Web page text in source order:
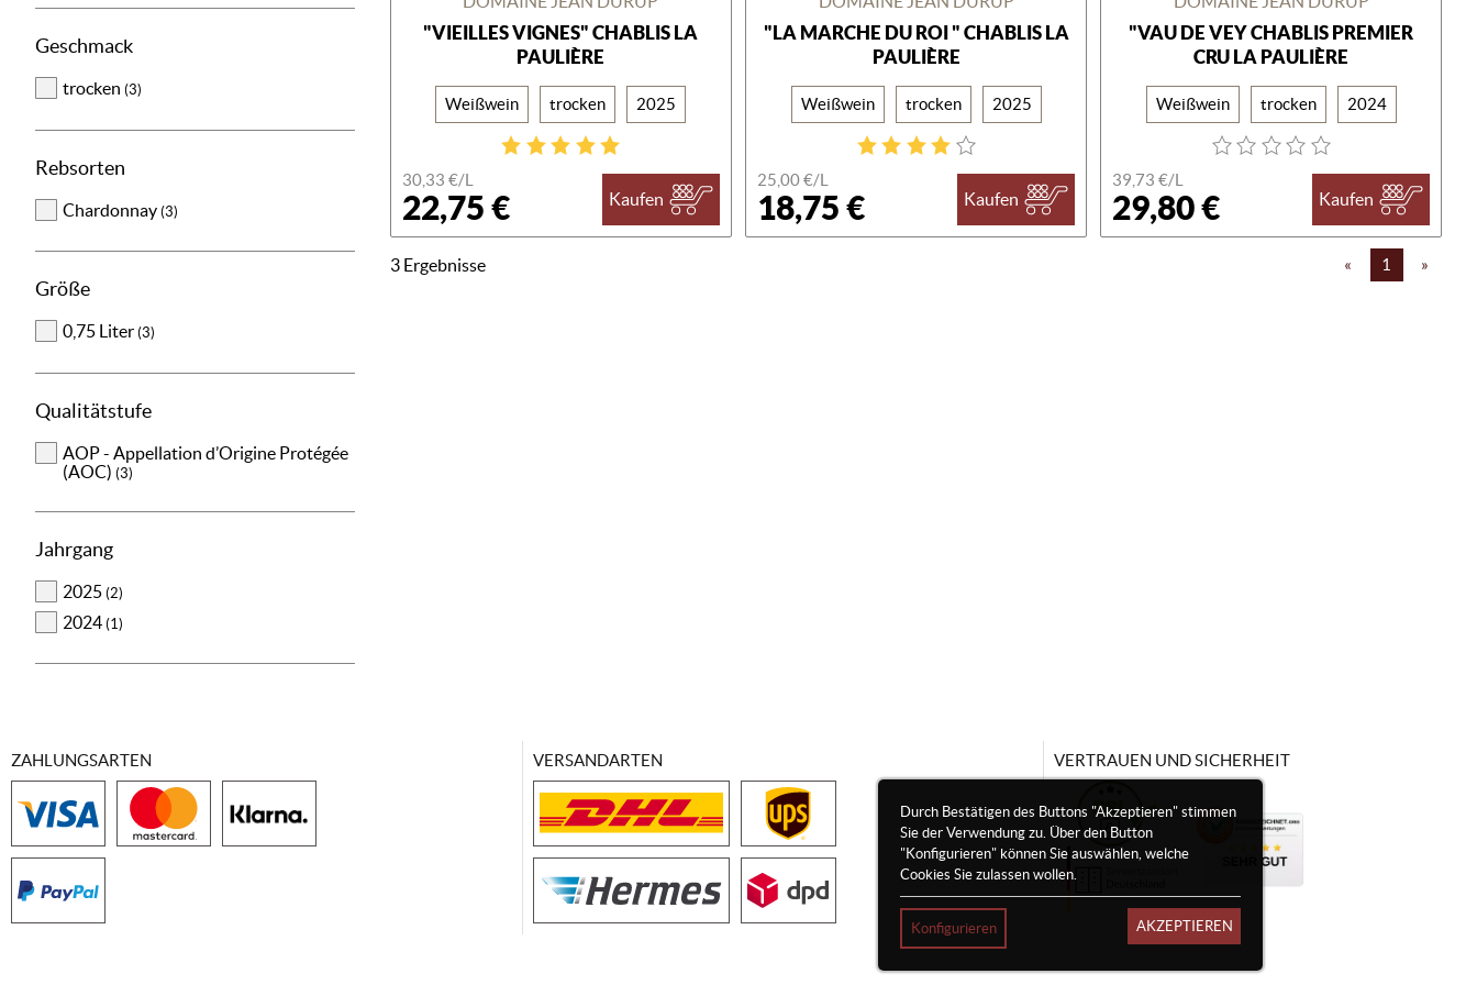
Geschmack
trocken (3)
Rebsorten
Chardonnay (3)
Größe
0,75 Liter (3)
Qualitätstufe
AOP - Appellation d’Origine Protégée
(AOC) (3)
Jahrgang
2025 (2)
2024 (1)
"VIEILLES VIGNES" CHABLIS LA
PAULIÈRE
Weißwein trocken 2025
30,33 €/L
22,75 € Kaufen
"LA MARCHE DU ROI " CHABLIS LA
PAULIÈRE
Weißwein trocken 2025
25,00 €/L
18,75 € Kaufen
"VAU DE VEY CHABLIS PREMIER
CRU LA PAULIÈRE
Weißwein trocken 2024
39,73 €/L
29,80 € Kaufen
3 Ergebnisse « 1 »
Durch Bestätigen des Buttons "Akzeptieren" stimmen
Sie der Verwendung zu. Über den Button
"Konfigurieren" können Sie auswählen, welche
Cookies Sie zulassen wollen.
Konfigurieren AKZEPTIEREN
ZAHLUNGSARTEN VERSANDARTEN VERTRAUEN UND SICHERHEIT